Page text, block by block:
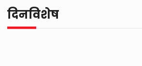
दिनविशेष